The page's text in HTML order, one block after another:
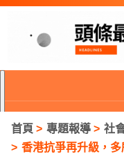
首頁 專題報導
社
香港抗爭再升級，